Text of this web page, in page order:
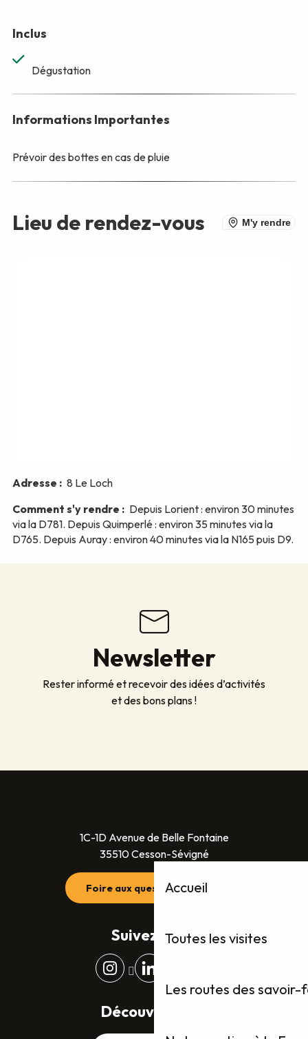
Accueil
Toutes les visites
Les routes des
Newsletter
Rester informé et recevoir des idées d’activités
et des bons plans !
1C-1D Avenue de Belle Fontaine
35510 Cesson-Sévigné
Foire aux questions (FAQ)
Suivez-nous
Découvrez plus